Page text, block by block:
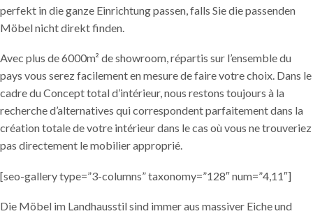
perfekt in die ganze Einrichtung passen, falls Sie die passenden
Möbel nicht direkt finden.
Avec plus de 6000m² de showroom, répartis sur l’ensemble du
pays vous serez facilement en mesure de faire votre choix. Dans le
cadre du Concept total d’intérieur, nous restons toujours à la
recherche d’alternatives qui correspondent parfaitement dans la
création totale de votre intérieur dans le cas où vous ne trouveriez
pas directement le mobilier approprié.
[seo-gallery type=”3-columns” taxonomy=”128″ num=”4,11″]
Die Möbel im Landhausstil sind immer aus massiver Eiche und